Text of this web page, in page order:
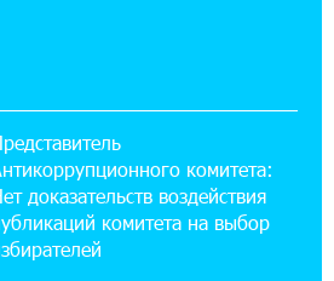
Rate.Trading на Seaside Startup
IDBank представил инновационное
07-2026
открытие Khachaturian Rooftop
IDBank
07-2026
комитета:
доказательств воздействия
комитета на выбор